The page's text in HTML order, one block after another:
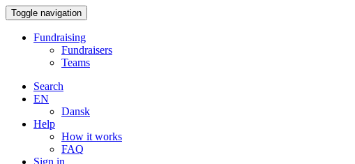
Toggle navigation
Fundraising
Fundraisers
Teams
Search
EN
Dansk
Help
How it works
FAQ
Sign in